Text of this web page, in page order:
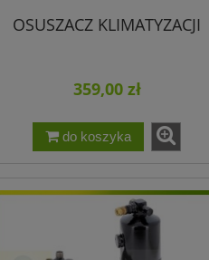
OSUSZACZ KLIMATYZACJI
359,00 zł
do koszyka